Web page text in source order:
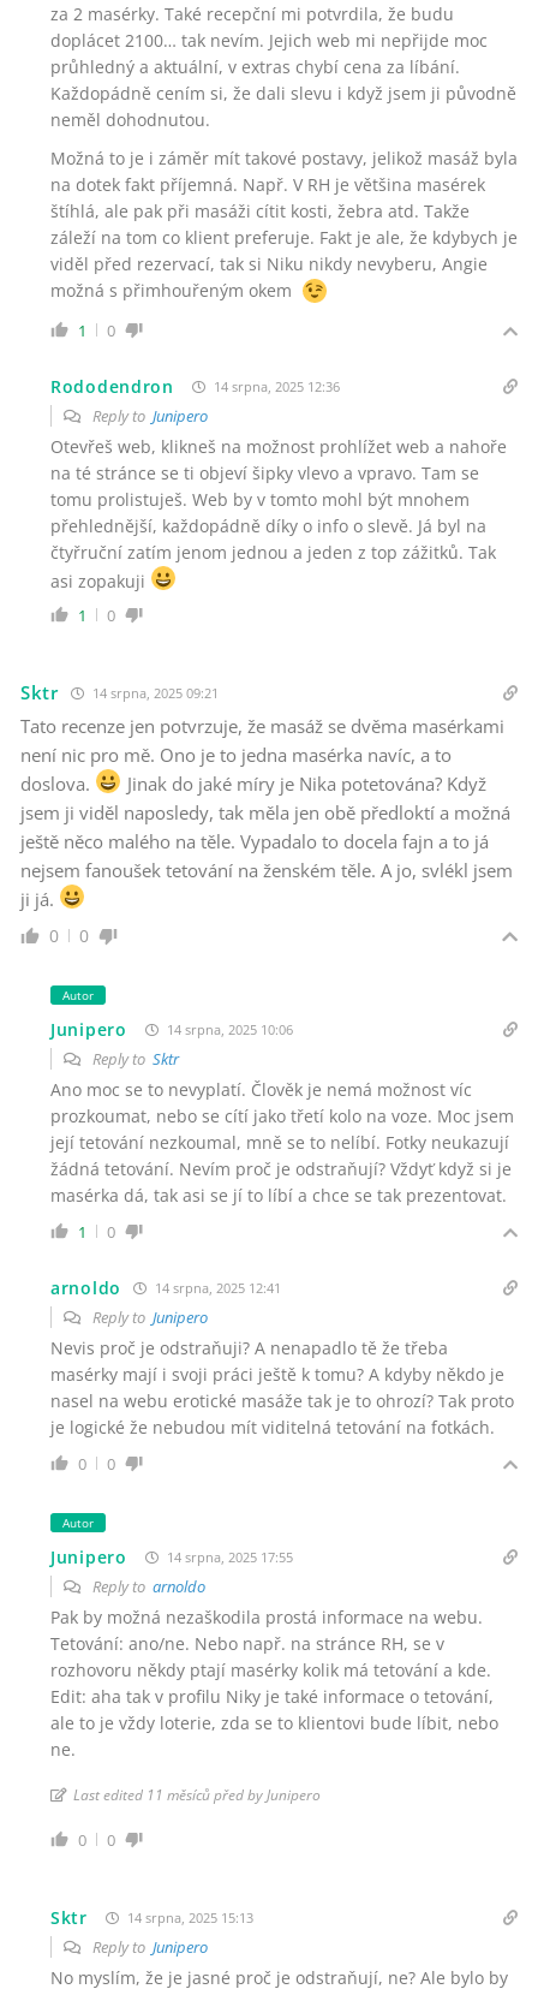
za 2 masérky. Také recepční mi potvrdila, že budu
doplácet 2100… tak nevím. Jejich web mi nepřijde moc
průhledný a aktuální, v extras chybí cena za líbání.
Každopádně cením si, že dali slevu i když jsem ji původně
neměl dohodnutou.
Možná to je i záměr mít takové postavy, jelikož masáž byla
na dotek fakt příjemná. Např. V RH je většina masérek
štíhlá, ale pak při masáži cítit kosti, žebra atd. Takže
záleží na tom co klient preferuje. Fakt je ale, že kdybych je
viděl před rezervací, tak si Niku nikdy nevyberu, Angie
možná s přimhouřeným okem
1 0
Rododendron 14 srpna, 2025 12:36
Reply to Junipero
Otevřeš web, klikneš na možnost prohlížet web a nahoře
na té stránce se ti objeví šipky vlevo a vpravo. Tam se
tomu prolistuješ. Web by v tomto mohl být mnohem
přehlednější, každopádně díky o info o slevě. Já byl na
čtyřruční zatím jenom jednou a jeden z top zážitků. Tak
asi zopakuji
1 0
Sktr 14 srpna, 2025 09:21
Tato recenze jen potvrzuje, že masáž se dvěma masérkami
není nic pro mě. Ono je to jedna masérka navíc, a to
doslova.
Jinak do jaké míry je Nika potetována? Když
jsem ji viděl naposledy, tak měla jen obě předloktí a možná
ještě něco malého na těle. Vypadalo to docela fajn a to já
nejsem fanoušek tetování na ženském těle. A jo, svlékl jsem
ji já.
0 0
Autor
Junipero 14 srpna, 2025 10:06
Reply to Sktr
Ano moc se to nevyplatí. Člověk je nemá možnost víc
prozkoumat, nebo se cítí jako třetí kolo na voze. Moc jsem
její tetování nezkoumal, mně se to nelíbí. Fotky neukazují
žádná tetování. Nevím proč je odstraňují? Vždyť když si je
masérka dá, tak asi se jí to líbí a chce se tak prezentovat.
1 0
arnoldo 14 srpna, 2025 12:41
Reply to Junipero
Nevis proč je odstraňuji? A nenapadlo tě že třeba
masérky mají i svoji práci ještě k tomu? A kdyby někdo je
nasel na webu erotické masáže tak je to ohrozí? Tak proto
je logické že nebudou mít viditelná tetování na fotkách.
0 0
Autor
Junipero 14 srpna, 2025 17:55
Reply to arnoldo
Pak by možná nezaškodila prostá informace na webu.
Tetování: ano/ne. Nebo např. na stránce RH, se v
rozhovoru někdy ptají masérky kolik má tetování a kde.
Edit: aha tak v profilu Niky je také informace o tetování,
ale to je vždy loterie, zda se to klientovi bude líbit, nebo
ne.
Last edited 11 měsíců před by Junipero
0 0
Sktr 14 srpna, 2025 15:13
Reply to Junipero
No myslím, že je jasné proč je odstraňují, ne? Ale bylo by